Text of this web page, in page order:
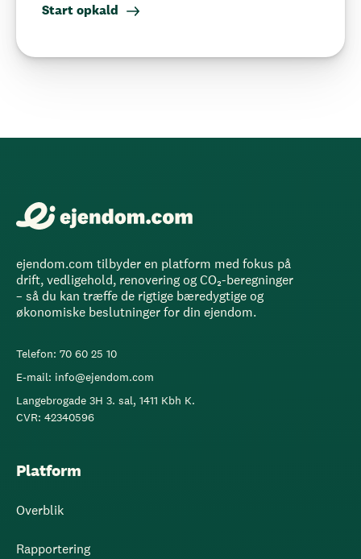
Start opkald
ejendom.com tilbyder en platform med fokus på
drift, vedligehold, renovering og CO₂-beregninger
– så du kan træffe de rigtige bæredygtige og
økonomiske beslutninger for din ejendom.
Telefon: 70 60 25 10
E-mail: info@ejendom.com
Langebrogade 3H 3. sal, 1411 Kbh K.
CVR: 42340596
Platform
Overblik
Rapportering